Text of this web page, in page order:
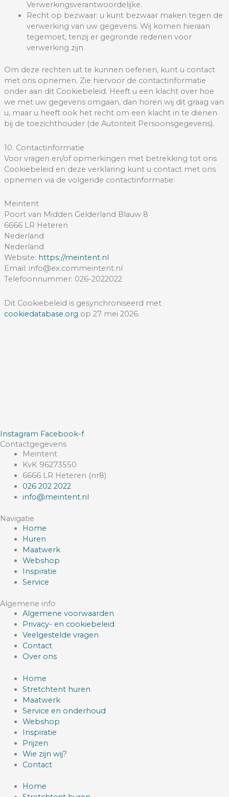
Verwerkingsverantwoordelijke.
Recht op bezwaar: u kunt bezwaar maken tegen de
verwerking van uw gegevens. Wij komen hieraan
tegemoet, tenzij er gegronde redenen voor
verwerking zijn.
Om deze rechten uit te kunnen oefenen, kunt u contact
met ons opnemen. Zie hiervoor de contactinformatie
onder aan dit Cookiebeleid. Heeft u een klacht over hoe
we met uw gegevens omgaan, dan horen wij dit graag van
u, maar u heeft ook het recht om een klacht in te dienen
bij de toezichthouder (de Autoriteit Persoonsgegevens).
10. Contactinformatie
Voor vragen en/of opmerkingen met betrekking tot ons
Cookiebeleid en deze verklaring kunt u contact met ons
opnemen via de volgende contactinformatie:
Meintent
Poort van Midden Gelderland Blauw 8
6666 LR Heteren
Nederland
Nederland
Website: https://meintent.nl
Email: info@ex.commeintent.nl
Telefoonnummer: 026-2022022
Dit Cookiebeleid is gesynchroniseerd met
cookiedatabase.org op 27 mei 2026.
Instagram Facebook-f
Contactgegevens
Meintent
KvK 96273550
6666 LR Heteren (nr8)
026 202 2022
info@meintent.nl
Navigatie
Home
Huren
Maatwerk
Webshop
Inspiratie
Service
Algemene info
Algemene voorwaarden
Privacy- en cookiebeleid
Veelgestelde vragen
Contact
Over ons
Home
Stretchtent huren
Maatwerk
Service en onderhoud
Webshop
Inspiratie
Prijzen
Wie zijn wij?
Contact
Home